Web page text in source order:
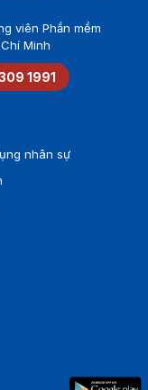
viên Phần mềm
Minh
1991
nhân sự